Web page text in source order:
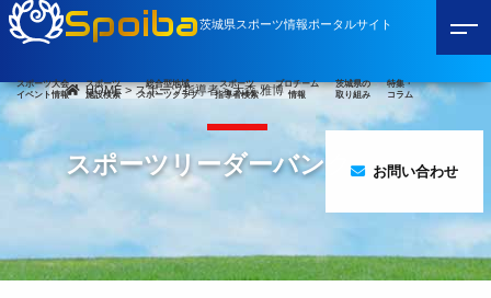
Spoiba茨城県スポーツ情報ポータルサイト
スポーツ大会
イベント情報
スポーツ
施設検索
総合型地域
スポーツクラブ
スポーツ
指導者検索
プロチーム
情報
茨城県の
取り組み
特集・
コラム
お問い合わせ
HOME>スポーツ指導者>大森 雅博
スポーツリーダーバンク